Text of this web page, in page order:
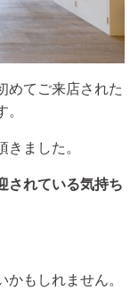
めてご来店された
ました。
されている気持ち
もしれません。